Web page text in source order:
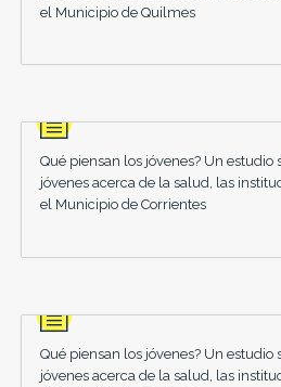
el Municipio de Quilmes
Qué piensan los jóvenes? Un
jóvenes acerca de la salud, las
el Municipio de Corrientes
Qué piensan los jóvenes? Un
jóvenes acerca de la salud, las